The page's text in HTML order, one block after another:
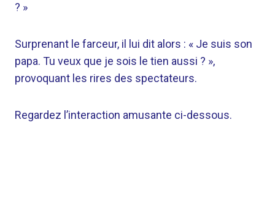
? »
Surprenant le farceur, il lui dit alors : « Je suis son
papa. Tu veux que je sois le tien aussi ? »,
provoquant les rires des spectateurs.
Regardez l’interaction amusante ci-dessous.